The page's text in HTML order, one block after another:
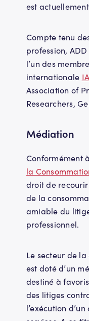
est
Compte tenu
profession,
l’un des
internationale
Association of
Researchers,
Médiation
Conformément à
la
droit de
de la
amiable du
professionnel.
Le secteur de
est doté d’un
destiné à
des litiges
l’exécution